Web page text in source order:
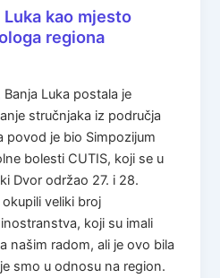
Luka kao mjesto
regiona
Luka postala je
stručnjaka iz područja
povod je bio Simpozijum
bolesti CUTIS, koji se u
Dvor održao 27. i 28.
veliki broj
koji su imali
našim radom, ali je ovo bila
smo u odnosu na region.